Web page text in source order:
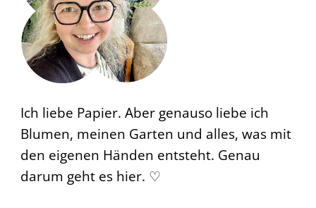
Ich liebe Papier. Aber genauso liebe ich
Blumen, meinen Garten und alles, was mit
den eigenen Händen entsteht. Genau
darum geht es hier. ♡